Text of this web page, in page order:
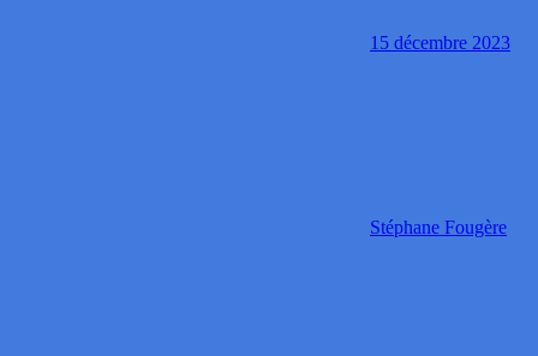
15 décembre 2023
Stéphane Fougère